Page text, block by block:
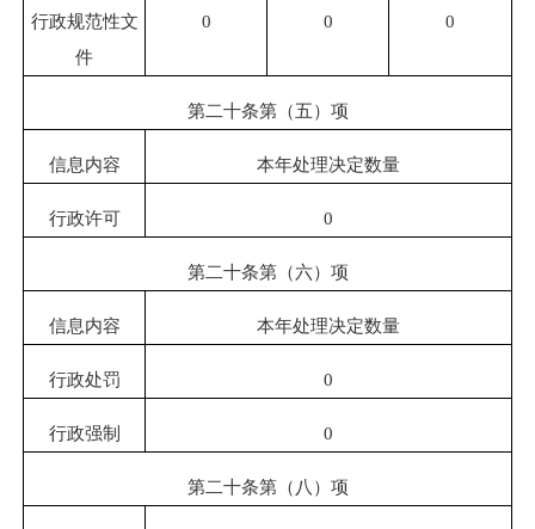
行政规范性文
件
0 0 0
第二十条第（五）项
信息内容 本年处理决定数量
行政许可 0
第二十条第（六）项
信息内容 本年处理决定数量
行政处罚 0
行政强制 0
第二十条第（八）项